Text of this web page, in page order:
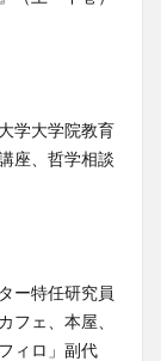
学大学院教育
座、哲学相談
ー特任研究員
フェ、本屋、
ィロ」副代